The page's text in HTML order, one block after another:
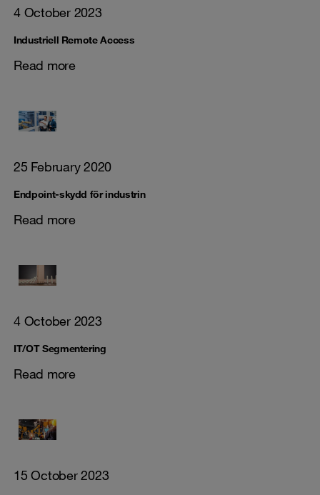
4 October 2023
Industriell Remote Access
Read more
25 February 2020
Endpoint-skydd för industrin
Read more
4 October 2023
IT/OT Segmentering
Read more
15 October 2023